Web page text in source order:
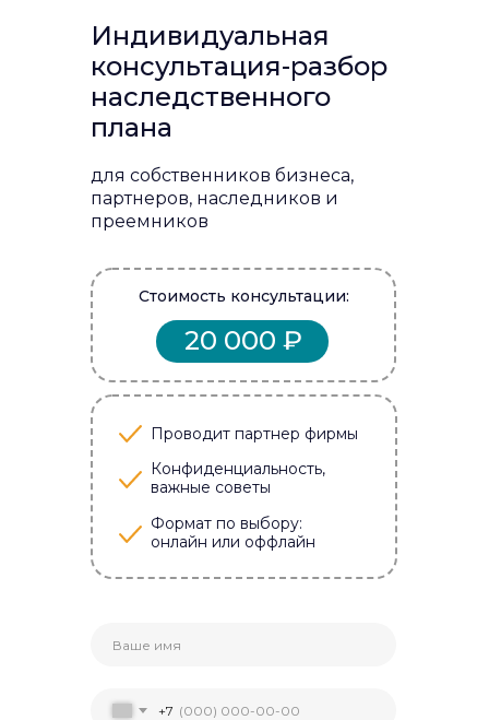
+7
Индивидуальная
консультация-разбор
наследственного
плана
для собственников бизнеса,
партнеров, наследников и
преемников
Стоимость консультации:
20 000 ₽
Проводит партнер фирмы
Конфиденциальность,
важные советы
Формат по выбору:
онлайн или оффлайн